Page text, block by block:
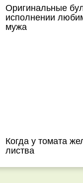
Оригинальные
исполнении
мужа
Когда у томата
листва